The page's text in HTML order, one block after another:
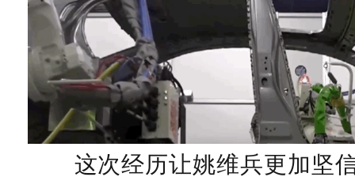
这次经历让姚维兵更加坚